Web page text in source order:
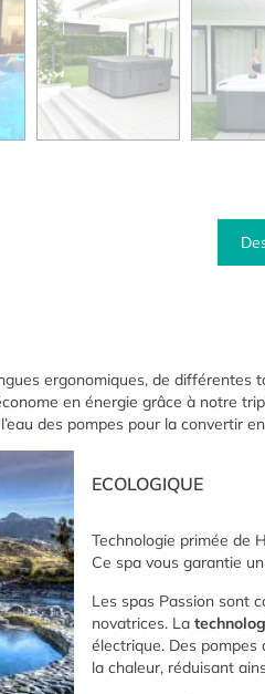
ergonomiques, de
en énergie grâce à notre
des pompes pour la convertir
ECOLOGIQUE
Technologie primée de
Ce spa vous garantie
Les spas Passion sont
novatrices. La
électrique. Des pompes
la chaleur, réduisant